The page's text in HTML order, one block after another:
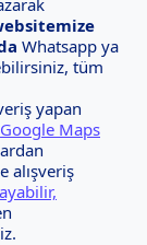
Whatsapp ya
tüm
yapan
Google Maps
alışveriş